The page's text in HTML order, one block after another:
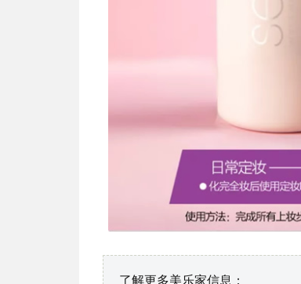
了解更多美乐家信息：